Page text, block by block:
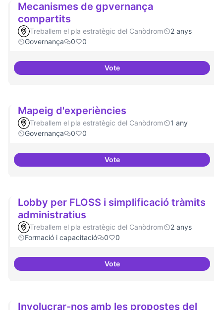
Mecanismes de gpvernança
compartits
Treballem el pla estratègic del Canòdrom
2 anys
Governança
0 0
VoteMecanismes de gpvernança
Mapeig d'experiències
Treballem el pla estratègic del Canòdrom
1 any
Governança
0 0
VoteMapeig d'experiències
Lobby per FLOSS i simplificació tràmits
administratius
Treballem el pla estratègic del Canòdrom
2 anys
Formació i capacitació
0 0
VoteLobby per FLOSS i
Involucrar-nos amb les propostes del